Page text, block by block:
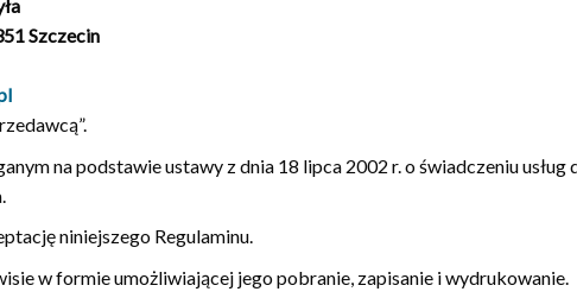
Szczecin
na podstawie ustawy z dnia 18 lipca 2002 r. o świadczeniu
niniejszego Regulaminu.
w formie umożliwiającej jego pobranie, zapisanie i wydrukowanie.